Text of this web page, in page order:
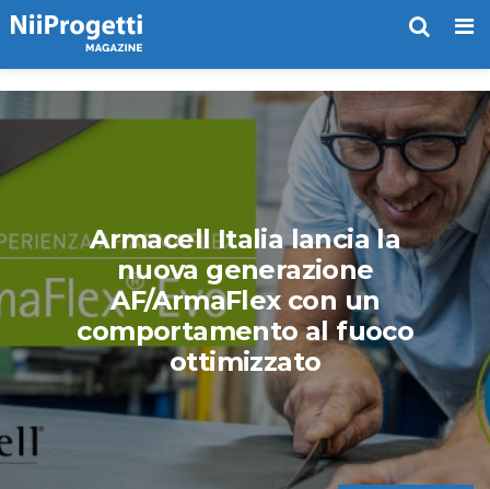
Armacell Italia lancia la
nuova generazione
AF/ArmaFlex con un
comportamento al fuoco
ottimizzato